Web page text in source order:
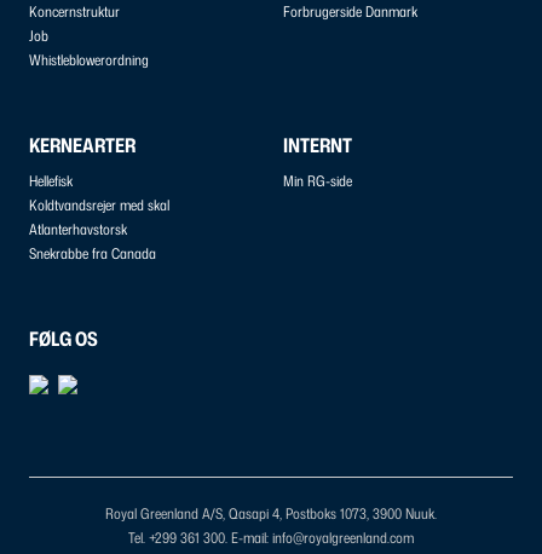
Koncernstruktur
Job
Whistleblowerordning
Forbrugerside Danmark
KERNEARTER
Hellefisk
Koldtvandsrejer med skal
Atlanterhavstorsk
Snekrabbe fra Canada
INTERNT
Min RG-side
FØLG OS
Royal Greenland A/S, Qasapi 4, Postboks 1073, 3900 Nuuk.
Tel. +299 361 300.E-mail: info@royalgreenland.com